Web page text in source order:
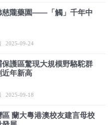
慈隴藥園——「觸」千年中
2025-09-24
保護區驚現大規模野駱駝群
近年新高
2025-09-18
區 蘭大粵港澳校友建言母校